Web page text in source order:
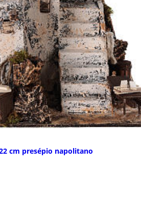
cm presépio napolitano